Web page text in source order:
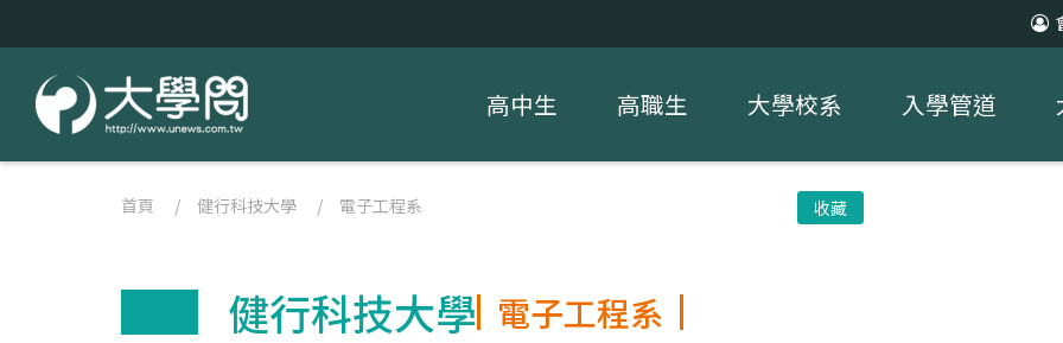
高中生 高職生 大學校系 入學管道
首頁 / 健行科技大學 / 電子工程系 收藏
健行科技大學 電子工程系